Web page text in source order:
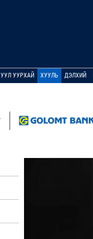
УУЛ УУРХАЙ ХУУЛЬ ДЭЛХИЙ